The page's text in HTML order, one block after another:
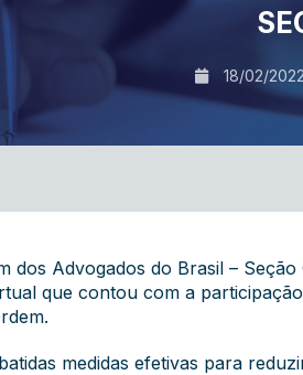
18/02/2022
dos Advogados do Brasil –
que contou com a
medidas efetivas para